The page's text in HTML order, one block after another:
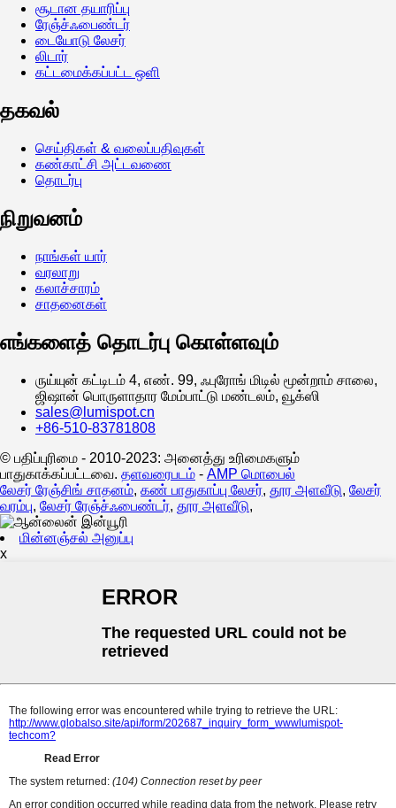
சூடான தயாரிப்பு
ரேஞ்ச்ஃபைண்டர்
டையோடு லேசர்
லிடார்
கட்டமைக்கப்பட்ட ஒளி
தகவல்
செய்திகள் & வலைப்பதிவுகள்
கண்காட்சி அட்டவணை
தொடர்பு
நிறுவனம்
நாங்கள் யார்
வரலாறு
கலாச்சாரம்
சாதனைகள்
எங்களைத் தொடர்பு கொள்ளவும்
ருய்யுன் கட்டிடம் 4, எண். 99, ஃபுரோங் மிடில் மூன்றாம் சாலை,
ஜிஷான் பொருளாதார மேம்பாட்டு மண்டலம், வூக்ஸி
sales@lumispot.cn
+86-510-83781808
© பதிப்புரிமை - 2010-2023: அனைத்து உரிமைகளும்
பாதுகாக்கப்பட்டவை. தளவரைபடம் - AMP மொபைல்
லேசர் ரேஞ்சிங் சாதனம், கண் பாதுகாப்பு லேசர், தூர அளவீடு, லேசர்
வரம்பு, லேசர் ரேஞ்ச்ஃபைண்டர், தூர அளவீடு,
மின்னஞ்சல் அனுப்பு
x